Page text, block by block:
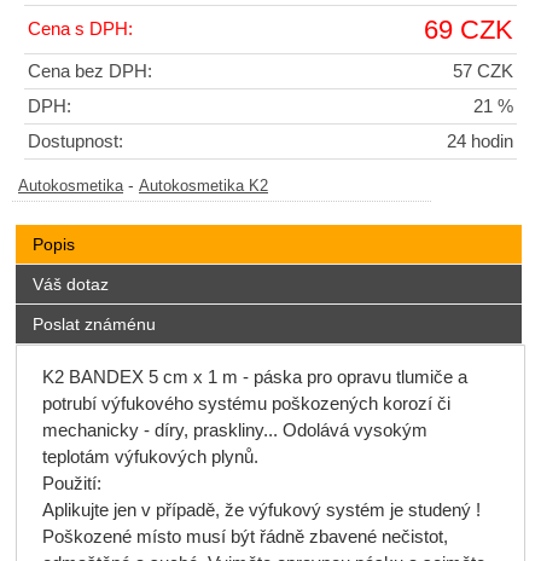
Cena s DPH: 69 CZK
Cena bez DPH:
57 CZK
DPH:
21 %
Dostupnost:
24 hodin
Autokosmetika- Autokosmetika K2
Popis
Váš dotaz
Poslat známénu
K2 BANDEX 5 cm x 1 m - páska pro opravu tlumiče a
potrubí výfukového systému poškozených korozí či
mechanicky - díry, praskliny... Odolává vysokým
teplotám výfukových plynů.
Použití:
Aplikujte jen v případě, že výfukový systém je studený !
Poškozené místo musí být řádně zbavené nečistot,